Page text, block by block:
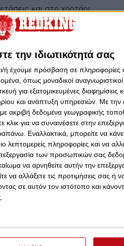
την ιδιωτικότητά σας
ή έχουμε πρόσβαση σε
όπως μοναδικοί
για εξατομικευμένες διαφημίσεις
και ανάπτυξη υπηρεσιών. Με την
ακριβή δεδομένα γεωγραφικής
για να συναινέσετε στην
Εναλλακτικά, μπορείτε να
πληροφορίες και να
των προσωπικών σας
να αρνηθείτε αυτήν την
να αλλάξετε τις προτιμήσεις σας ή
σε αυτόν τον ιστότοπο και
και στο χορτάρι.
Super League.